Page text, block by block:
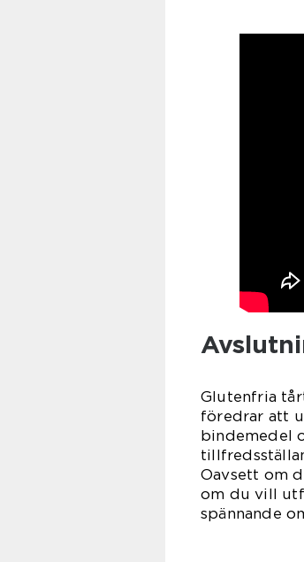
Glutenfria
föredrar att
bindemedel
Oavsett om
om du vill
spännande